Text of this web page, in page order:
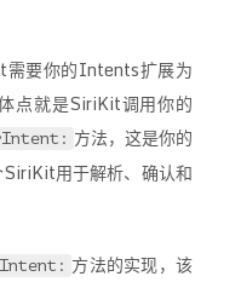
需要你的Intents扩展为
点就是SiriKit调用你的
方法，这是你的
用于解析、确认和
方法的实现，该